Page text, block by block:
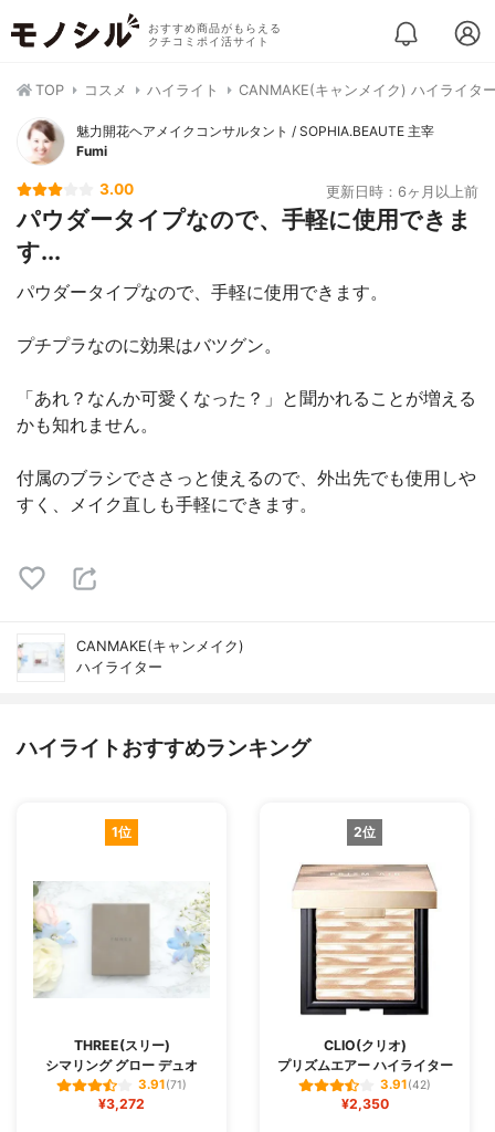
おすすめ商品がもらえる
クチコミポイ活サイト
TOP コスメ ハイライト CANMAKE(キャンメイク) ハイライタ
魅力開花ヘアメイクコンサルタント / SOPHIA.BEAUTE 主宰
Fumi
3.00 更新日時：6ヶ月以上前
パウダータイプなので、手軽に使用できま
す...
パウダータイプなので、手軽に使用できます。
プチプラなのに効果はバツグン。
「あれ？なんか可愛くなった？」と聞かれることが増える
かも知れません。
付属のブラシでささっと使えるので、外出先でも使用しや
すく、メイク直しも手軽にできます。
CANMAKE(キャンメイク)
ハイライター
ハイライトおすすめランキング
1位
THREE(スリー)
シマリング グロー デュオ
3.91(71)
¥3,272
2位
CLIO(クリオ)
プリズムエアー ハイライター
3.91(42)
¥2,350